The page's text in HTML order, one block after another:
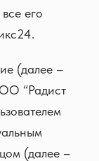
его
(далее –
“Радист
(далее –